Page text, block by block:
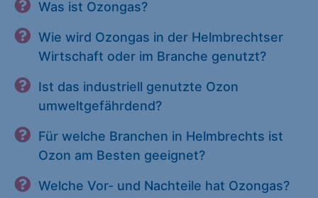
Was ist Ozongas?
Wie wird Ozongas in der Helmbrechtser
Wirtschaft oder im Branche genutzt?
Ist das industriell genutzte Ozon
umweltgefährdend?
Für welche Branchen in Helmbrechts ist
Ozon am Besten geeignet?
Welche Vor- und Nachteile hat Ozongas?